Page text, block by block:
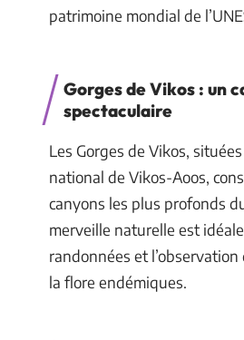
patrimoine mondial de
Gorges de Vikos : un
spectaculaire
Les Gorges de Vikos,
national de Vikos-Aoos,
canyons les plus profonds
merveille naturelle est
randonnées et
la flore endémiques.